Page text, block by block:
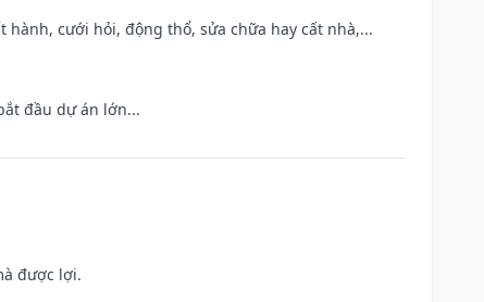
cưới hỏi, động thổ, sửa chữa hay cất nhà,...
đầu dự án lớn...
được lợi.